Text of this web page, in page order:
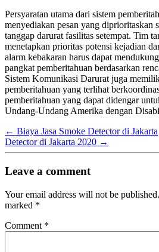
Persyaratan utama dari sistem
menyediakan pesan yang diprioritaskan
tanggap darurat fasilitas setempat. Tim
menetapkan prioritas potensi kejadian
alarm kebakaran harus dapat
pangkat pemberitahuan berdasarkan
Sistem Komunikasi Darurat juga
pemberitahuan yang terlihat
pemberitahuan yang dapat didengar
Undang-Undang Amerika dengan
← Biaya Jasa Smoke Detector di Jakarta
Detector di Jakarta 2020 →
Leave a comment
Your email address will not be published.
marked *
Comment *